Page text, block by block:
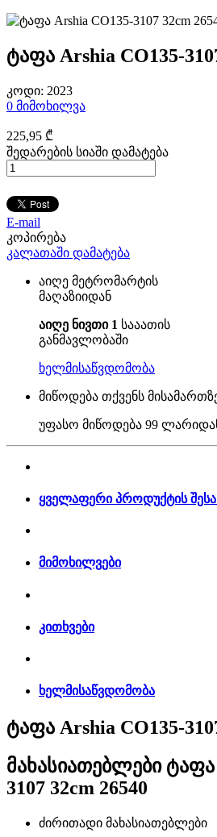
ტაფა Arshia CO135-
კოდი: 2023
0 მიმოხილვა
225,95 ₾
შედარების სიაში დამატება
E-mail
კოპირება
კალათაში დამატება
აიღე მეტრომარტის
მაღაზიიდან
აიღე ნივთი 1 სააათის
განმავლობაში
ხელმისაწვდომობა
მიწოდება თქვენს
უფასო მიწოდება 99
ყველაფერი პროდუქტის
მიმოხილვები
კითხვები
ხელმისაწვდომობა
ტაფა Arshia CO135-
მახასიათებლები ტაფა
3107 32cm 26540
ძირითადი მახასიათებლები